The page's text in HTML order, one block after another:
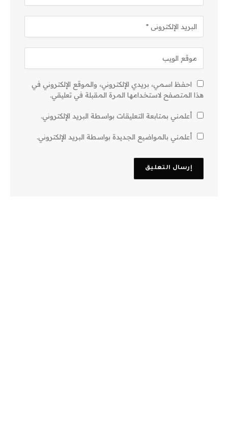
احفظ اسمي، بريدي الإلكتروني، والموقع الإلكتروني في
هذا المتصفح لاستخدامها المرة المقبلة في تعليقي.
أعلمني بمتابعة التعليقات بواسطة البريد الإلكتروني.
أعلمني بالمواضيع الجديدة بواسطة البريد الإلكتروني.